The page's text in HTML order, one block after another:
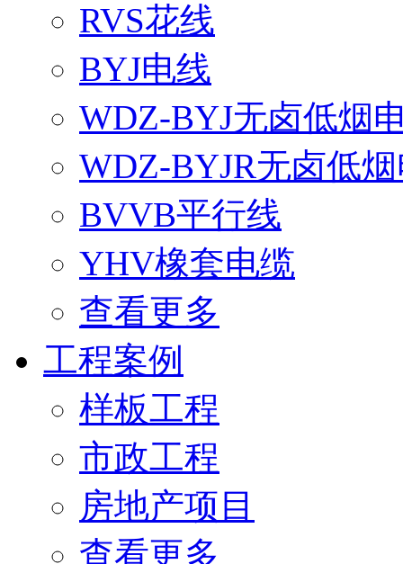
RVS花线
BYJ电线
WDZ-BYJ无卤低烟
WDZ-BYJR无卤低
BVVB平行线
YHV橡套电缆
查看更多
工程案例
样板工程
市政工程
房地产项目
查看更多